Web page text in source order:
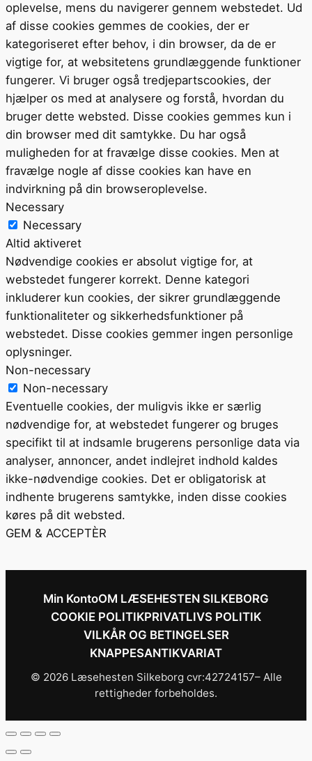
oplevelse, mens du navigerer gennem webstedet. Ud
af disse cookies gemmes de cookies, der er
kategoriseret efter behov, i din browser, da de er
vigtige for, at websitetens grundlæggende funktioner
fungerer. Vi bruger også tredjepartscookies, der
hjælper os med at analysere og forstå, hvordan du
bruger dette websted. Disse cookies gemmes kun i
din browser med dit samtykke. Du har også
muligheden for at fravælge disse cookies. Men at
fravælge nogle af disse cookies kan have en
indvirkning på din browseroplevelse.
Necessary
Necessary
Altid aktiveret
Nødvendige cookies er absolut vigtige for, at
webstedet fungerer korrekt. Denne kategori
inkluderer kun cookies, der sikrer grundlæggende
funktionaliteter og sikkerhedsfunktioner på
webstedet. Disse cookies gemmer ingen personlige
oplysninger.
Non-necessary
Non-necessary
Eventuelle cookies, der muligvis ikke er særlig
nødvendige for, at webstedet fungerer og bruges
specifikt til at indsamle brugerens personlige data via
analyser, annoncer, andet indlejret indhold kaldes
ikke-nødvendige cookies. Det er obligatorisk at
indhente brugerens samtykke, inden disse cookies
køres på dit websted.
GEM & ACCEPTÈR
Min KontoOM LÆSEHESTEN SILKEBORG
COOKIE POLITIKPRIVATLIVS POLITIK
VILKÅR OG BETINGELSER
KNAPPESANTIKVARIAT
© 2026 Læsehesten Silkeborg cvr:42724157– Alle
rettigheder forbeholdes.